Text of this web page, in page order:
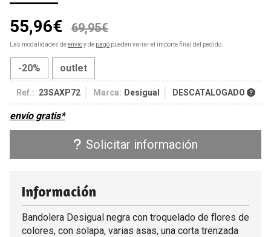
55,96€ 69,95€
Las modalidades deenvíoy de pago pueden variar el importe final del pedido.
-20% outlet
Ref.: 23SAXP72 Marca: Desigual DESCATALOGADO
envío gratis*
Solicitar información
Información
Bandolera Desigual negra con troquelado de flores de
colores, con solapa, varias asas, una corta trenzada